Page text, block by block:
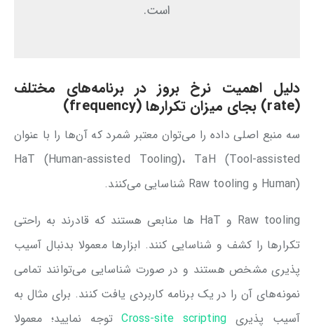
است.
دلیل اهمیت نرخ بروز در برنامه‌های مختلف
(
rate) بجای میزان تکرارها (frequency
)
سه منبع اصلی داده را می‌توان معتبر شمرد که آن‌ها را با عنوان
HaT (Human-assisted Tooling)، TaH (Tool-assisted
Human) و Raw tooling شناسایی می‌کنند.
Raw tooling و HaT ها منابعی هستند که قادرند به راحتی
تکرار‌ها را کشف و شناسایی کنند. ابزارها معمولا بدنبال آسیب
پذیری مشخص هستند و در صورت شناسایی می‌توانند تمامی
نمونه‌های آن را در یک برنامه‌ کاربردی یافت کنند. برای مثال به
آسیب پذیری Cross-site scriptingتوجه نمایید؛ معمولا